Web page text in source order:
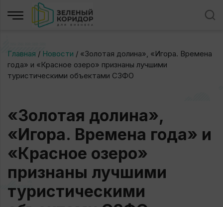
Главная / Новости / «Золотая долина», «Игора. Времена
года» и «Красное озеро» признаны лучшими
туристическими объектами СЗФО
«Золотая долина»,
«Игора. Времена года» и
«Красное озеро»
признаны лучшими
туристическими